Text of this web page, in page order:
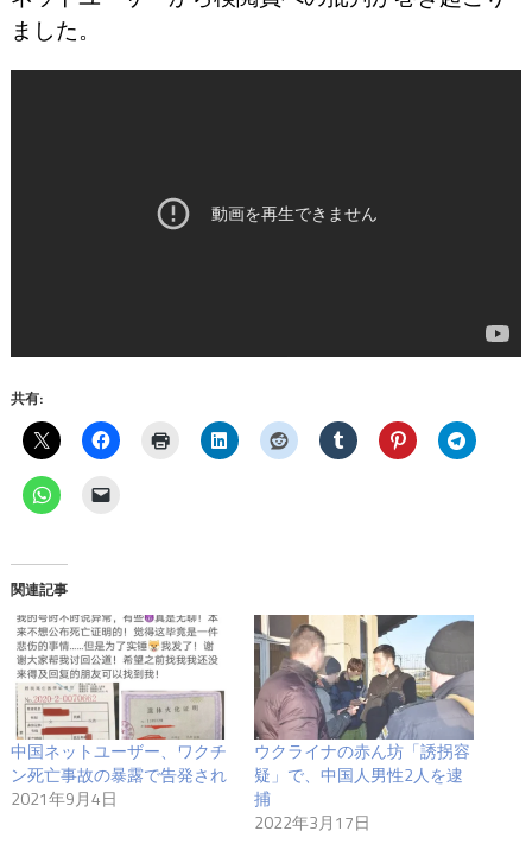
ました。
共有:
関連記事
中国ネットユーザー、ワクチ
ン死亡事故の暴露で告発され
2021年9月4日
ウクライナの赤ん坊「誘拐容
疑」で、中国人男性2人を逮
捕
2022年3月17日